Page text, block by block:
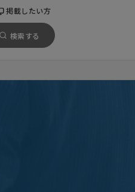
掲載したい方
検索する